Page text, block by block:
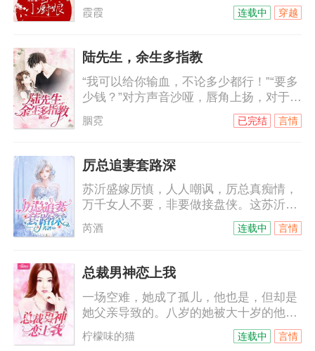
西顾，直到某日被哄骗入了洞房才知道，
原来这厮在玩夫人养成计划。
霞霞 穿越
连载中
陆先生，余生多指教
“我可以给你输血，不论多少都行！”“要多
少钱？”对方声音沙哑，唇角上扬，对于他
的身份来说，钱从来都不是问题。“我不要
钱，我要复仇！”司徒静的拳头紧紧地攥
的。”陆锦傲咳嗽着，“我不要你的命，嫁
给我，作为我的妻子去复仇吧！”
胭霓 言情
已完结
厉总追妻套路深
苏沂盛嫁厉慎，人人嘲讽，厉总真痴情，
万千女人不要，非要做接盘侠。这苏沂都
怀上别人的孩子了，厉慎依旧宠爱有加。
外界传闻，苏沂简直就是厉慎心头的白月
果真是白月光，也不会每天野种挂在嘴
上，死不承认那是他的种。朱砂痣？真是
朱砂痣，也不会刚出月子，就让怀孕的姐
姐登门入室，分享自己的男人！娶她，不
过是侮辱她而已。
芮酒 言情
连载中
总裁男神恋上我
一场空难，她成了孤儿，他也是，但却是
她父亲导致的。八岁的她被大十岁的他带
回付家，本以为那是他的善意，没想到，
他是来讨债的。十年间，她一直以为他恨
柠檬味的猫 言情
连载中